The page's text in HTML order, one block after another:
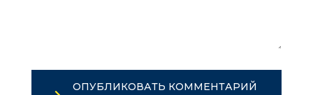
ОПУБЛИКОВАТЬ КОММЕНТАРИЙ